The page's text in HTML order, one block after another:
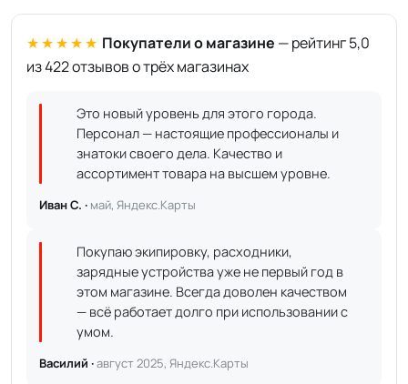
★★★★★ Покупатели о магазине — рейтинг 5,0
из 422 отзывов о трёх магазинах
Это новый уровень для этого города.
Персонал — настоящие профессионалы и
знатоки своего дела. Качество и
ассортимент товара на высшем уровне.
Иван С. · май, Яндекс.Карты
Покупаю экипировку, расходники,
зарядные устройства уже не первый год в
этом магазине. Всегда доволен качеством
— всё работает долго при использовании с
умом.
Василий ·август 2025, Яндекс.Карты